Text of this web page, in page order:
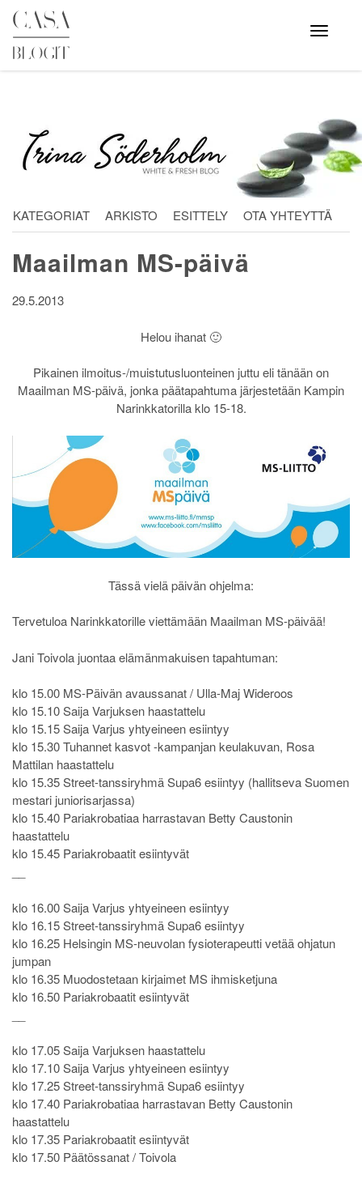
Skip
content
Avaa
valikko
KATEGORIAT ARKISTO ESITTELY OTA YHTEYTTÄ
Maailman MS-päivä
29.5.2013
Helou ihanat 🙂
Pikainen ilmoitus-/muistutusluonteinen juttu eli tänään on
Maailman MS-päivä, jonka päätapahtuma järjestetään Kampin
Narinkkatorilla klo 15-18.
Tässä vielä päivän ohjelma:
Tervetuloa Narinkkatorille viettämään Maailman MS-päivää!
Jani Toivola juontaa elämänmakuisen tapahtuman:
klo 15.00 MS-Päivän avaussanat / Ulla-Maj Wideroos
klo 15.10 Saija Varjuksen haastattelu
klo 15.15 Saija Varjus yhtyeineen esiintyy
klo 15.30 Tuhannet kasvot -kampanjan keulakuvan, Rosa
Mattilan haastattelu
klo 15.35 Street-tanssiryhmä Supa6 esiintyy (hallitseva Suomen
mestari juniorisarjassa)
klo 15.40 Pariakrobatiaa harrastavan Betty Caustonin
haastattelu
klo 15.45 Pariakrobaatit esiintyvät
klo 16.00 Saija Varjus yhtyeineen esiintyy
klo 16.15 Street-tanssiryhmä Supa6 esiintyy
klo 16.25 Helsingin MS-neuvolan fysioterapeutti vetää ohjatun
jumpan
klo 16.35 Muodostetaan kirjaimet MS ihmisketjuna
klo 16.50 Pariakrobaatit esiintyvät
klo 17.05 Saija Varjuksen haastattelu
klo 17.10 Saija Varjus yhtyeineen esiintyy
klo 17.25 Street-tanssiryhmä Supa6 esiintyy
klo 17.40 Pariakrobatiaa harrastavan Betty Caustonin
haastattelu
klo 17.35 Pariakrobaatit esiintyvät
klo 17.50 Päätössanat / Toivola